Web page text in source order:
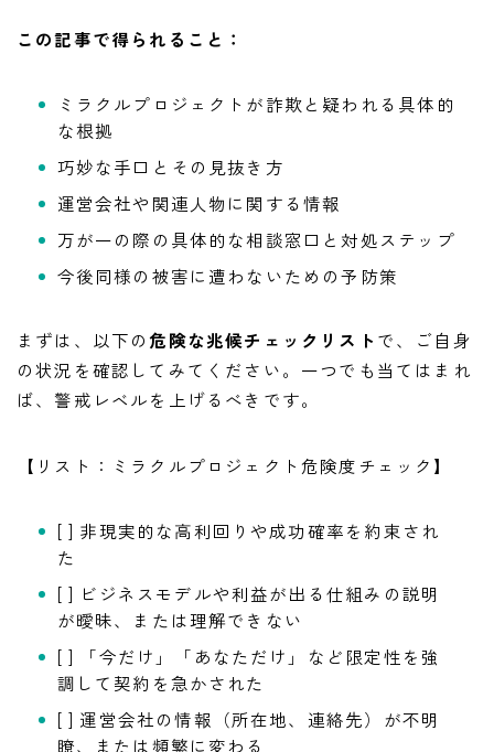
この記事で得られること：
ミラクルプロジェクトが詐欺と疑われる具体的
な根拠
巧妙な手口とその見抜き方
運営会社や関連人物に関する情報
万が一の際の具体的な相談窓口と対処ステップ
今後同様の被害に遭わないための予防策
まずは、以下の危険な兆候チェックリスト で、ご自身
の状況を確認してみてください。一つでも当てはまれ
ば、警戒レベルを上げるべきです。
【リスト：ミラクルプロジェクト危険度チェック】
[ ] 非現実的な高利回りや成功確率を約束され
た
[ ] ビジネスモデルや利益が出る仕組みの説明
が曖昧、または理解できない
[ ] 「今だけ」「あなただけ」など限定性を強
調して契約を急かされた
[ ] 運営会社の情報（所在地、連絡先）が不明
瞭、または頻繁に変わる